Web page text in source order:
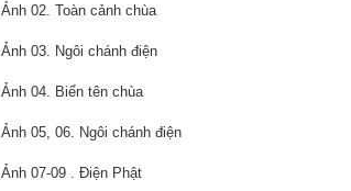
Ảnh 02. Toàn cảnh chùa
Ảnh 03. Ngôi chánh điện
Ảnh 04. Biển tên chùa
Ảnh 05, 06. Ngôi chánh điện
Ảnh 07-09 . Điện Phật